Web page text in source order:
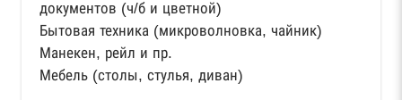
документов (ч/б и цветной)
Бытовая техника (микроволновка, чайник)
Манекен, рейл и пр.
Мебель (столы, стулья, диван)